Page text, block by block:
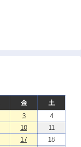
金
土
3
4
10
11
17
18